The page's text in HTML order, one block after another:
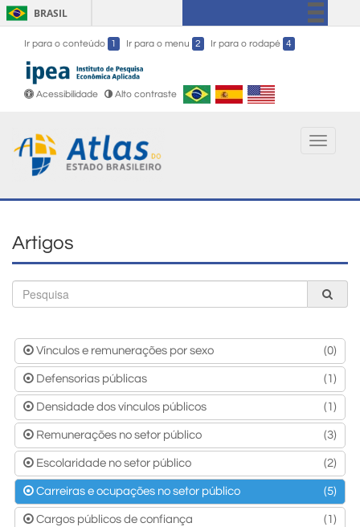
BRASIL
Simplifique!
Participe
Ir para o conteúdo 1 Ir para o menu 2 Ir para o rodapé 4
Acessibilidade Alto contraste
Toggle
Artigos
Vínculos e remunerações por sexo (0)
Defensorias públicas (1)
Densidade dos vínculos públicos (1)
Remunerações no setor público (3)
Escolaridade no setor público (2)
Carreiras e ocupações no setor público (5)
Cargos públicos de confiança (1)